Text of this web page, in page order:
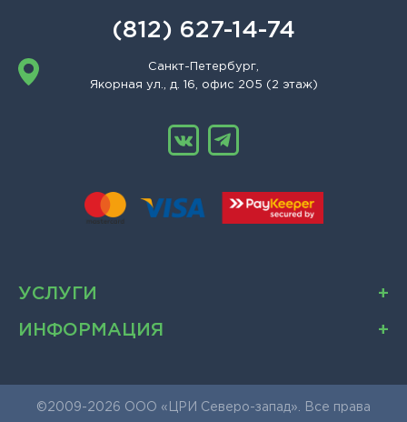
(812) 627-14-74
Санкт-Петербург,
Якорная ул., д. 16, офис 205 (2 этаж)
УСЛУГИ
ИНФОРМАЦИЯ
©2009-2026 ООО «ЦРИ Северо-запад». Все права